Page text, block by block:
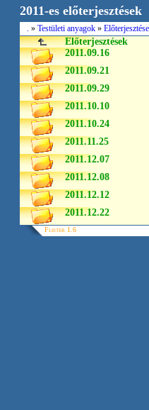
2011-es előterjesztések
. » Testületi anyagok »
Előterjesztések
2011.09.16
2011.09.21
2011.09.29
2011.10.10
2011.10.24
2011.11.25
2011.12.07
2011.12.08
2011.12.12
2011.12.22
Flister 1.6